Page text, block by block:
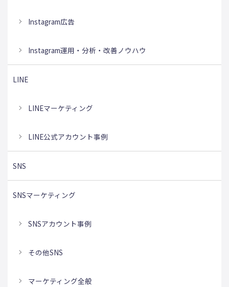
Instagram広告
Instagram運用・分析・改善ノウハウ
LINE
LINEマーケティング
LINE公式アカウント事例
SNS
SNSマーケティング
SNSアカウント事例
その他SNS
マーケティング全般